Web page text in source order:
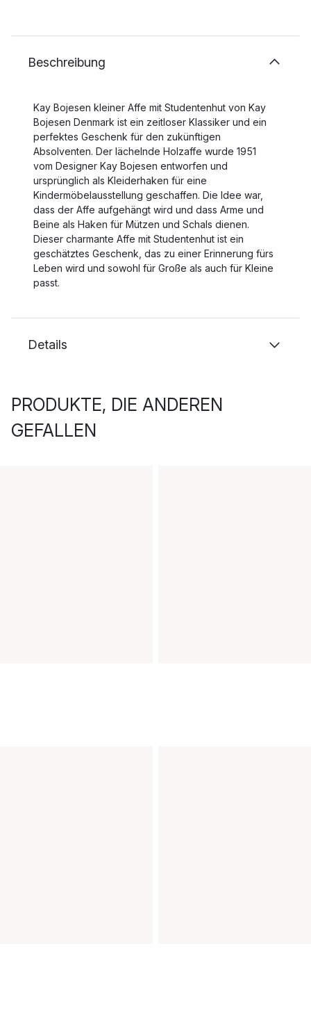
Beschreibung
Kay Bojesen kleiner Affe mit Studentenhut von Kay
Bojesen Denmark ist ein zeitloser Klassiker und ein
perfektes Geschenk für den zukünftigen
Absolventen. Der lächelnde Holzaffe wurde 1951
vom Designer Kay Bojesen entworfen und
ursprünglich als Kleiderhaken für eine
Kindermöbelausstellung geschaffen. Die Idee war,
dass der Affe aufgehängt wird und dass Arme und
Beine als Haken für Mützen und Schals dienen.
Dieser charmante Affe mit Studentenhut ist ein
geschätztes Geschenk, das zu einer Erinnerung fürs
Leben wird und sowohl für Große als auch für Kleine
passt.
Details
PRODUKTE, DIE ANDEREN
GEFALLEN